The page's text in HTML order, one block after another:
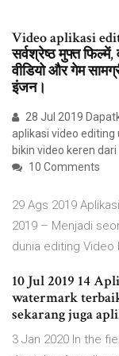
Video aplikasi
सर्वश्रेष्ठ मुफ्त
वीडियो और गेम
इंजन।
28 Jul 2019
aplikasi video editing
bikin video keren dari
10 Comments
29 Ags 2019
2019 – Menjadi
dunia editing Video
10 Jul 2019 14
watermark
sekarang juga
3 Jan 2020 In the